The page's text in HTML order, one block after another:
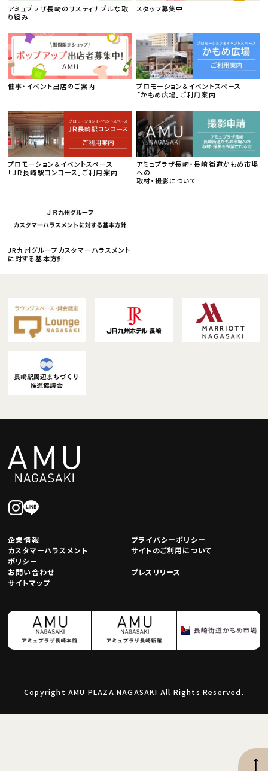
アミュプラザ長崎のサスティナブルな取
り組み
スタッフ募集中
催事・イベント出店のご案内
プロモーション＆イベントスペース
「かもめ広場」ご利用案内
プロモーション＆イベントスペース
「ＪＲ長崎駅コンコース」ご利用案内
アミュプラザ長崎・長崎街道かもめ市場
への
取材・撮影について
JR九州グループカスタマーハラスメント
に対する基本方針
企業情報
プライバシーポリシー
カスタマーハラスメント
ポリシー
サイトのご利用について
お問い合わせ
プレスリリース
サイトマップ
Copyright AMU PLAZA NAGASAKI All Rights Reserved.